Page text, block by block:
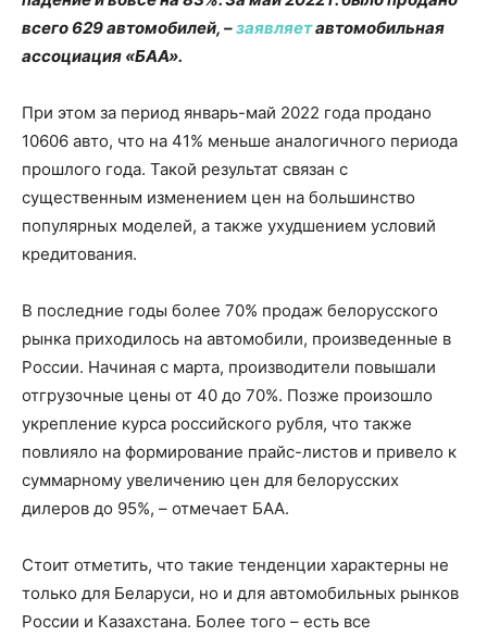
всего 629 автомобилей, –заявляетавтомобильная
ассоциация «БАА».
При этом за период январь-май 2022 года продано
10606 авто, что на 41% меньше аналогичного периода
прошлого года. Такой результат связан с
существенным изменением цен на большинство
популярных моделей, а также ухудшением условий
кредитования.
В последние годы более 70% продаж белорусского
рынка приходилось на автомобили, произведенные в
России. Начиная с марта, производители повышали
отгрузочные цены от 40 до 70%. Позже произошло
укрепление курса российского рубля, что также
повлияло на формирование прайс-листов и привело к
суммарному увеличению цен для белорусских
дилеров до 95%, – отмечает БАА.
Стоит отметить, что такие тенденции характерны не
только для Беларуси, но и для автомобильных рынков
России и Казахстана. Более того – есть все